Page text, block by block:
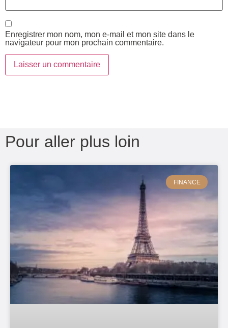
Enregistrer mon nom, mon e-mail et mon site dans le
navigateur pour mon prochain commentaire.
Pour aller plus loin
FINANCE